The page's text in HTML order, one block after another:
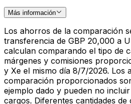
Más información
Los ahorros de la comparación
transferencia de GBP 20,000 a
calculan comparando el tipo de
márgenes y comisiones
y Xe el mismo día 8/7/2026. Los
comparación proporcionados
ejemplo dado y pueden no
cargos. Diferentes cantidades de